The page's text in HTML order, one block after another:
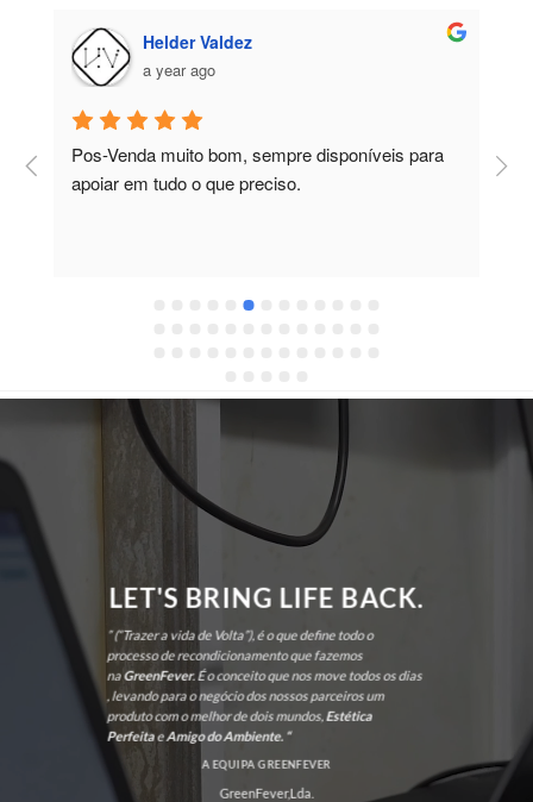
Helder Valdez
a year ago
Pos-Venda muito bom, sempre disponíveis para
apoiar em tudo o que preciso.
LET'S BRING LIFE BACK.
” (“Trazer a vida de Volta”), é o que define todo o
processo de recondicionamento que fazemos
naGreenFever. É o conceito que nos move todos os dias
, levando para o negócio dos nossos parceiros um
produto com o melhor de dois mundos, Estética
PerfeitaeAmigo do Ambiente. “
A EQUIPA GREENFEVER
GreenFever,Lda.